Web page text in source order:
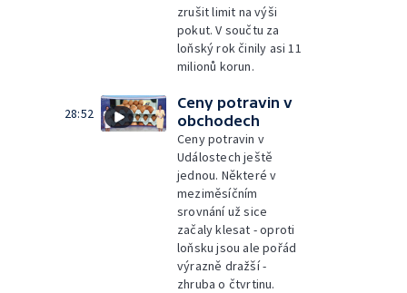
zrušit limit na výši
pokut. V součtu za
loňský rok činily asi 11
milionů korun.
28:52
Ceny potravin v
obchodech
Ceny potravin v
Událostech ještě
jednou. Některé v
meziměsíčním
srovnání už sice
začaly klesat - oproti
loňsku jsou ale pořád
výrazně dražší -
zhruba o čtvrtinu.